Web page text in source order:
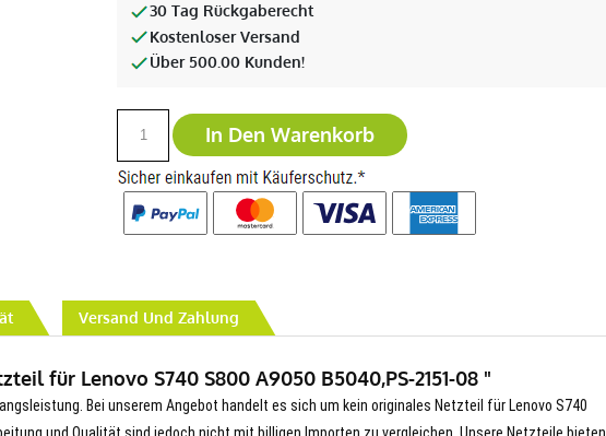
30 Tag Rückgaberecht
Kostenloser Versand
Über 500.00 Kunden!
In Den Warenkorb
Versand Und Zahlung
für Lenovo S740 S800 A9050 B5040,PS-2151-08 "
Bei unserem Angebot handelt es sich um kein originales Netzteil für Lenovo S740
und Qualität sind jedoch nicht mit billigen Importen zu vergleichen. Unsere Netzteile bieten